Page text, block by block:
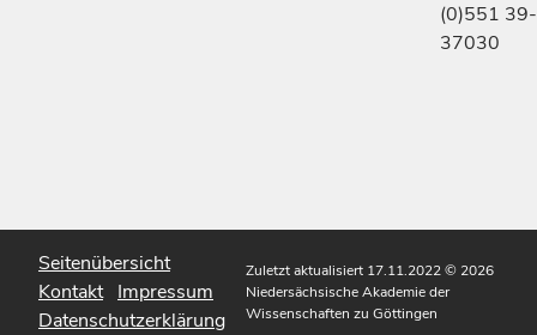
(0)551 39-
37030
Seitenübersicht
Kontakt Impressum
Datenschutzerklärung
Zuletzt aktualisiert 17.11.2022© 2026
Niedersächsische Akademie der
Wissenschaften zu Göttingen